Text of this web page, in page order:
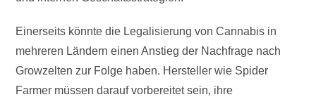
Einerseits könnte die Legalisierung von Cannabis in
mehreren Ländern einen Anstieg der Nachfrage nach
Growzelten zur Folge haben. Hersteller wie Spider
Farmer müssen darauf vorbereitet sein, ihre